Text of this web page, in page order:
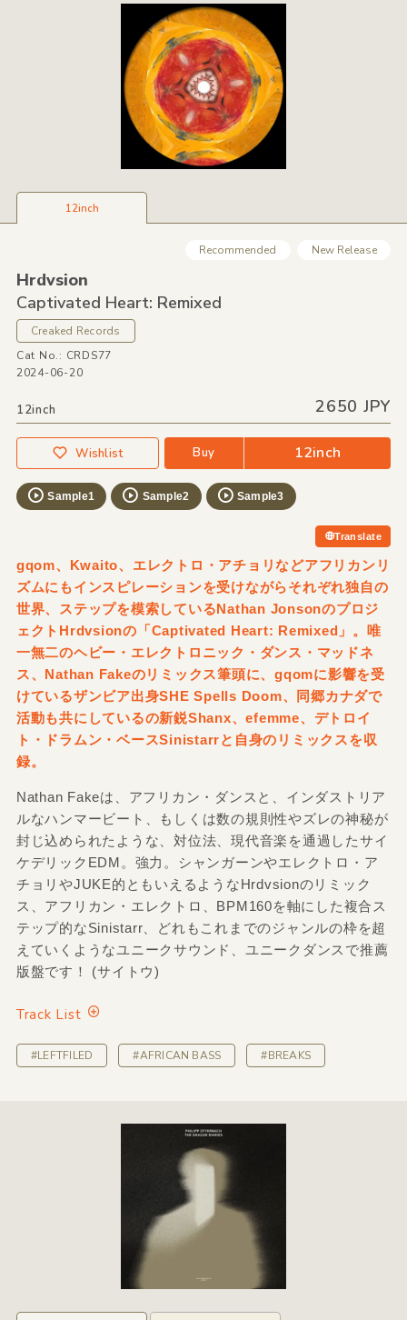
12inch
Recommended New Release
Hrdvsion
Captivated Heart: Remixed
Creaked Records
Cat No.: CRDS77
2024-06-20
12inch 2650 JPY
Wishlist Buy 12inch
Sample1 Sample2 Sample3
Translate
gqom、Kwaito、エレクトロ・アチョリなどアフリカンリ
ズムにもインスピレーションを受けながらそれぞれ独自の
世界、ステップを模索しているNathan Jonsonのプロジ
ェクトHrdvsionの「Captivated Heart: Remixed」。唯
一無二のヘビー・エレクトロニック・ダンス・マッドネ
ス、Nathan Fakeのリミックス筆頭に、gqomに影響を受
けているザンビア出身SHE Spells Doom、同郷カナダで
活動も共にしているの新鋭Shanx、efemme、デトロイ
ト・ドラムン・ベースSinistarrと自身のリミックスを収
録。
Nathan Fakeは、アフリカン・ダンスと、インダストリア
ルなハンマービート、もしくは数の規則性やズレの神秘が
封じ込められたような、対位法、現代音楽を通過したサイ
ケデリックEDM。強力。シャンガーンやエレクトロ・ア
チョリやJUKE的ともいえるようなHrdvsionのリミック
ス、アフリカン・エレクトロ、BPM160を軸にした複合ス
テップ的なSinistarr、どれもこれまでのジャンルの枠を超
えていくようなユニークサウンド、ユニークダンスで推薦
版盤です！ (サイトウ)
Track List
#LEFTFILED #AFRICAN BASS #BREAKS